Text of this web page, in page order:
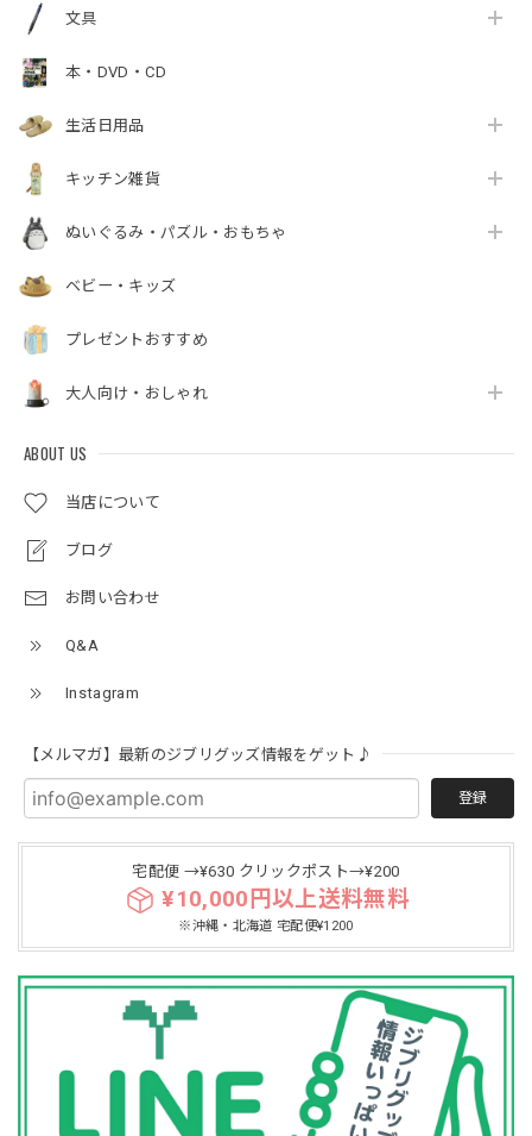
文具
本・DVD・CD
生活日用品
キッチン雑貨
ぬいぐるみ・パズル・おもちゃ
ベビー・キッズ
プレゼントおすすめ
大人向け・おしゃれ
ABOUT US
当店について
ブログ
お問い合わせ
Q&A
Instagram
【メルマガ】最新のジブリグッズ情報をゲット♪
登録
宅配便 →¥630 クリックポスト→¥200
¥10,000円以上送料無料
※沖縄・北海道 宅配便¥1200